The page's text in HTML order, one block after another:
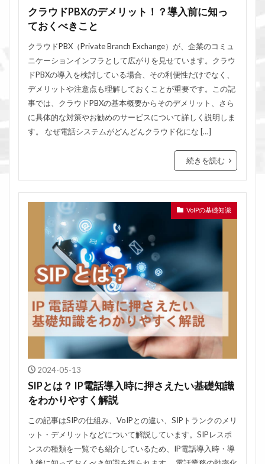
クラウドPBXのデメリット！？導入前に知っ
ておくべきこと
クラウドPBX（Private Branch Exchange）が、企業のコミュ
ニケーションインフラとして広がりを見せています。クラウ
ドPBXの導入を検討している場合、その利便性だけでなく、
デメリットや注意点も理解しておくことが重要です。この記
事では、クラウドPBXの基本概要からそのデメリット、さら
に具体的な対策やお勧めのサービスについて詳しく説明しま
す。 なぜ電話システムがどんどんクラウド化にな […]
続きを読む
VoIPの基礎知識
2024-05-13
SIPとは？ IP電話導入時に押さえたい基礎知識
をわかりやすく解説
この記事はSIPの仕組み、VoIPとの違い、SIPトランクのメリ
ット・デメリットなどについて解説しています。SIPレスポ
ンスの種類を一覧でも紹介しているため、IP電話導入時・導